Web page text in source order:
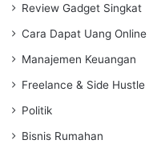
Review Gadget Singkat
Cara Dapat Uang Online
Manajemen Keuangan
Freelance & Side Hustle
Politik
Bisnis Rumahan